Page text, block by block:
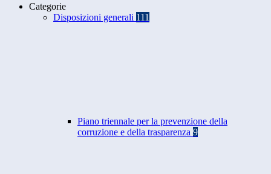
Categorie
Disposizioni generali 111
Piano triennale per la prevenzione della
corruzione e della trasparenza 9